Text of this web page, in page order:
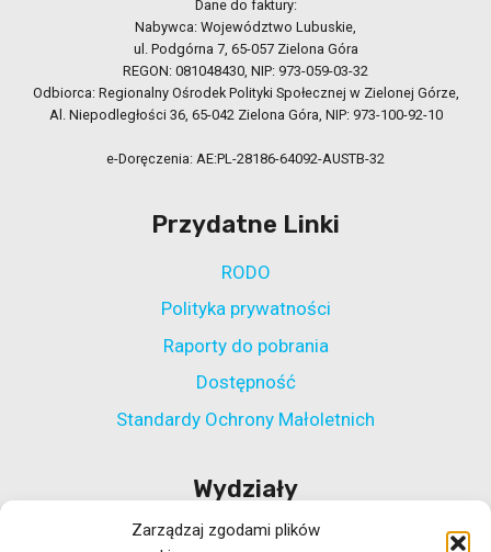
Zarządzaj zgodami plików
Dane do faktury:
Nabywca: Województwo Lubuskie,
ul. Podgórna 7, 65-057 Zielona Góra
REGON: 081048430, NIP: 973-059-03-32
Odbiorca: Regionalny Ośrodek Polityki Społecznej w Zielonej Górze,
Al. Niepodległości 36, 65-042 Zielona Góra, NIP: 973-100-92-10
e-Doręczenia: AE:PL-28186-64092-AUSTB-32
Przydatne Linki
RODO
Polityka prywatności
Raporty do pobrania
Dostępność
Standardy Ochrony Małoletnich
Wydziały
Wydział Polityki Społecznej